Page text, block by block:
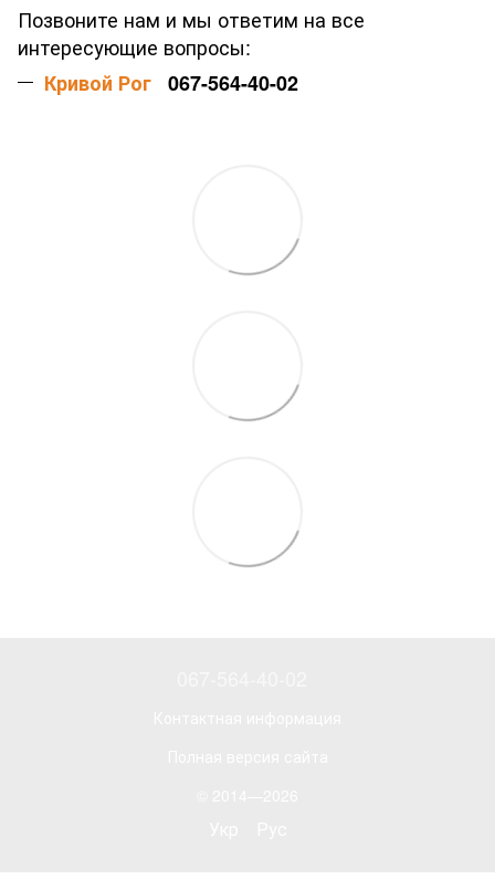
Позвоните нам и мы ответим на все
интересующие вопросы:
Кривой Рог 067-564-40-02